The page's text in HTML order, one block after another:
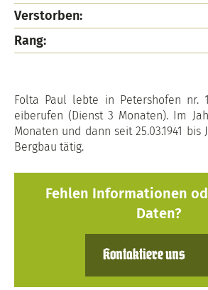
Verstorben:
Rang:
Folta Paul lebte in Petershofen nr.
eiberufen (Dienst 3 Monaten). Im
Monaten und dann seit 25.03.1941 bis
Bergbau tätig.
Fehlen Informationen
Daten?
Kontaktiere uns